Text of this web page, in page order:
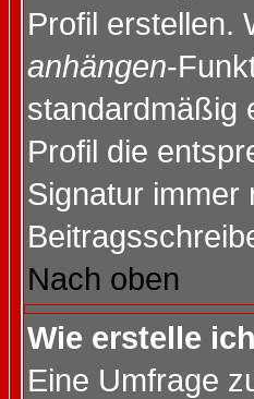
Profil erstellen.
anhängen-
standardmäßig
Profil die
Signatur immer
Nach oben
Wie erstelle
Eine Umfrage